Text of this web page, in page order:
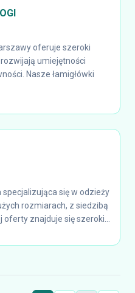
oferuje szeroki
umiejętności
Nasze łamigłówki
się w odzieży
rozmiarach, z siedzibą
znajduje się szeroki...